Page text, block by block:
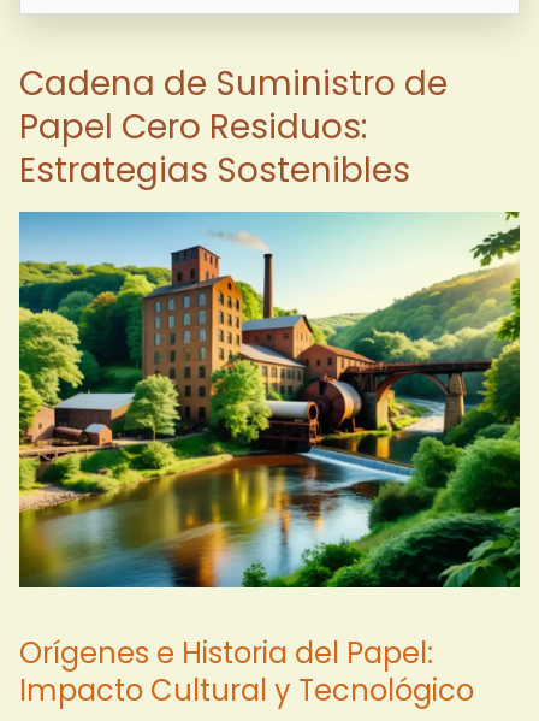
Cadena de Suministro de
Papel Cero Residuos:
Estrategias Sostenibles
Orígenes e Historia del Papel:
Impacto Cultural y Tecnológico